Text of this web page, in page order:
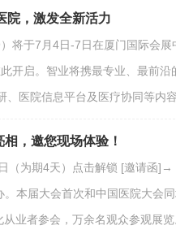
院，激发全新活力
将于7月4日-7日在厦门国际会
开启。智业将携最专业、最前
医院信息平台及医疗协同等
，邀您现场体验！
（为期4天）点击解锁 [邀请函
本届大会首次和中国医院大会
业者参会，万余名观众参观展